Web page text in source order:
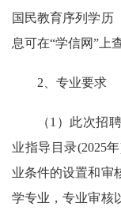
国民教育序列学历
息可在“学信网”上
2、专业要求
（1）此次招
业指导目录(2025
业条件的设置和审
学专业，专业审核